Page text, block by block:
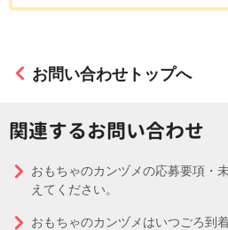
お問い合わせトップへ
関連するお問い合わせ
おもちゃのカンヅメの応募要項・
えてください。
おもちゃのカンヅメはいつごろ到